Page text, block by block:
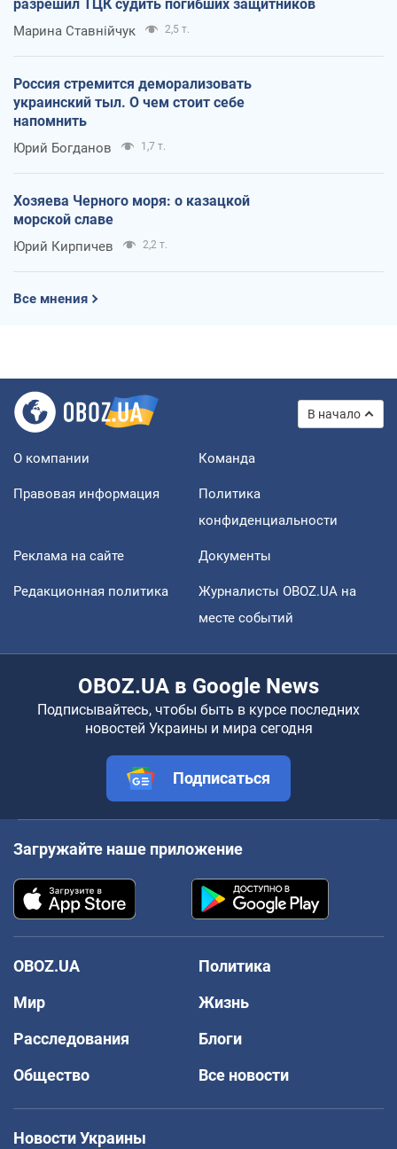
разрешил ТЦК судить погибших защитников
Марина Ставнійчук 2,5 т.
Россия стремится деморализовать
украинский тыл. О чем стоит себе
напомнить
Юрий Богданов 1,7 т.
Хозяева Черного моря: о казацкой
морской славе
Юрий Кирпичев 2,2 т.
Все мнения
В начало
О компании Команда
Правовая информация
Политика
конфиденциальности
Реклама на сайте Документы
Редакционная политика
Журналисты OBOZ.UA на
месте событий
OBOZ.UA в Google News
Подписывайтесь, чтобы быть в курсе последних
новостей Украины и мира сегодня
Подписаться
Загружайте наше приложение
OBOZ.UA
Политика
Мир
Жизнь
Расследования
Блоги
Общество
Все новости
Новости Украины